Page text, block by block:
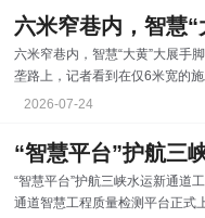
六米窄巷内，智慧
六米窄巷内，智慧“大黄”大展手脚 本网讯（杨雅淇 王于成）近期，江西九江陆
垄路上，记者看到在仅6米宽的
碎石，夯实车紧随其后振动压
管家（九江）生态有限公司（
利下线，实现了从“人工操作”到
2026-07-24
“智慧平台”护航三
“智慧平台”护航三峡水运新通道工程质量管理 本网讯（孙
通道智慧工程质量检测平台正式